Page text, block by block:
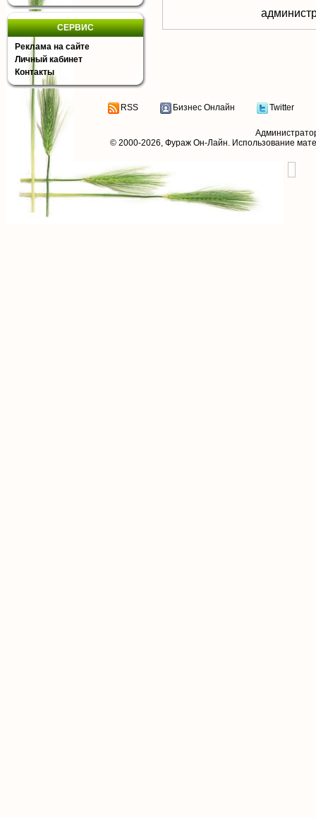
СЕРВИС
Реклама на сайте
Личный кабинет
Контакты
RSS Бизнес Онлайн Twitter
© 2000-2026, Фураж Он-Лайн. Использование